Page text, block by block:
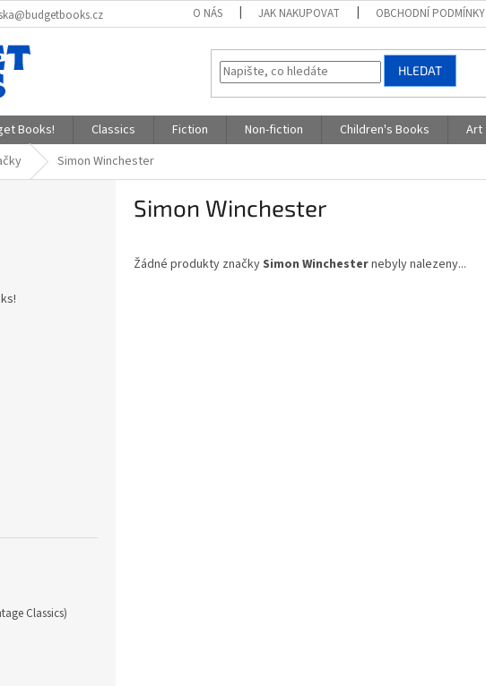
O NÁS JAK NAKUPOVAT OBCHODNÍ PODMÍNKY
HLEDAT
Books! Classics Fiction Non-fiction Children's Books Art
Simon Winchester
Classics)
Simon Winchester
Žádné produkty značkySimon Winchesternebyly nalezeny...